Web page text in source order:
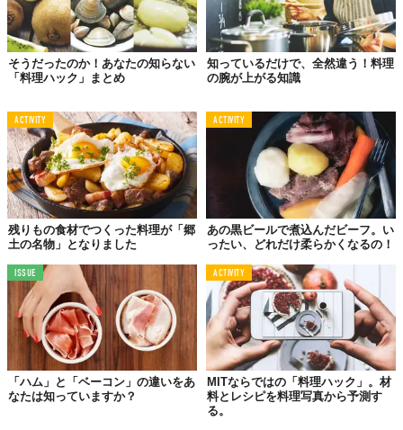
そうだったのか！あなたの知らない
「料理ハック」まとめ
知っているだけで、全然違う！料理
の腕が上がる知識
ACTIVITY
残りもの食材でつくった料理が「郷
土の名物」となりました
ACTIVITY
あの黒ビールで煮込んだビーフ。い
ったい、どれだけ柔らかくなるの！
ISSUE
「ハム」と「ベーコン」の違いをあ
なたは知っていますか？
ACTIVITY
MITならではの「料理ハック」。材
料とレシピを料理写真から予測す
る。